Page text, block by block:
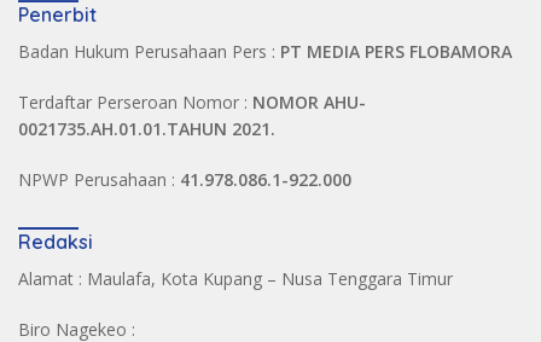
Penerbit
Badan Hukum Perusahaan Pers : PT MEDIA PERS FLOBAMORA
Terdaftar Perseroan Nomor : NOMOR AHU-
0021735.AH.01.01.TAHUN 2021.
NPWP Perusahaan : 41.978.086.1-922.000
Redaksi
Alamat : Maulafa, Kota Kupang – Nusa Tenggara Timur
Biro Nagekeo :